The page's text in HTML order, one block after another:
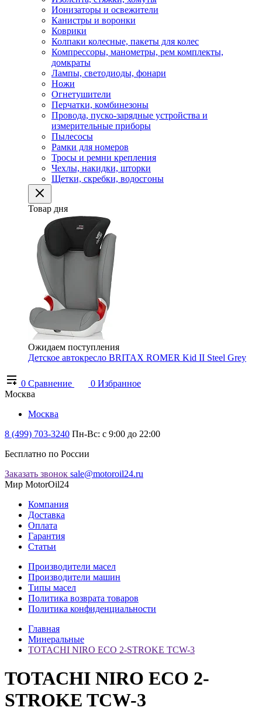
Ионизаторы и освежители
Канистры и воронки
Коврики
Колпаки колесные, пакеты для колес
Компрессоры, манометры, рем комплекты,
домкраты
Лампы, светодиоды, фонари
Ножи
Огнетушители
Перчатки, комбинезоны
Провода, пуско-зарядные устройства и
измерительные приборы
Пылесосы
Рамки для номеров
Тросы и ремни крепления
Чехлы, накидки, шторки
Щетки, скребки, водосгоны
Товар дня
Ожидаем поступления
Детское автокресло BRITAX ROMER Kid II Steel Grey
0 Сравнение 0 Избранное
Москва
Москва
8 (499) 703-3240 Пн-Вс: с 9:00 до 22:00
Бесплатно по России
Заказать звонок sale@motoroil24.ru
Мир MotorOil24
Компания
Доставка
Оплата
Гарантия
Статьи
Производители масел
Производители машин
Типы масел
Политика возврата товаров
Политика конфиденциальности
Главная
Минеральные
TOTACHI NIRO ECO 2-STROKE TCW-3
TOTACHI NIRO ECO 2-
STROKE TCW-3